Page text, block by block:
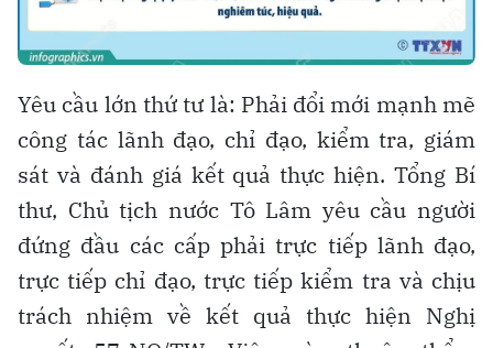
Yêu cầu lớn thứ tư là: Phải đổi mới mạnh mẽ
công tác lãnh đạo, chỉ đạo, kiểm tra, giám
sát và đánh giá kết quả thực hiện. Tổng Bí
thư, Chủ tịch nước Tô Lâm yêu cầu người
đứng đầu các cấp phải trực tiếp lãnh đạo,
trực tiếp chỉ đạo, trực tiếp kiểm tra và chịu
trách nhiệm về kết quả thực hiện Nghị